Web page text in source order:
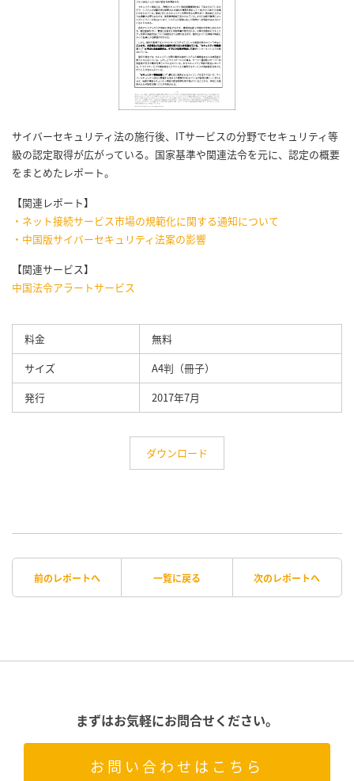
サイバーセキュリティ法の施行後、ITサービスの分野でセキュリティ等
級の認定取得が広がっている。国家基準や関連法令を元に、認定の概要
をまとめたレポート。
【関連レポート】
・ネット接続サービス市場の規範化に関する通知について
・中国版サイバーセキュリティ法案の影響
【関連サービス】
中国法令アラートサービス
料金
無料
サイズ
A4判（冊子）
発行
2017年7月
ダウンロード
前のレポートへ 一覧に戻る 次のレポートへ
まずはお気軽にお問合せください。
お問い合わせはこちら